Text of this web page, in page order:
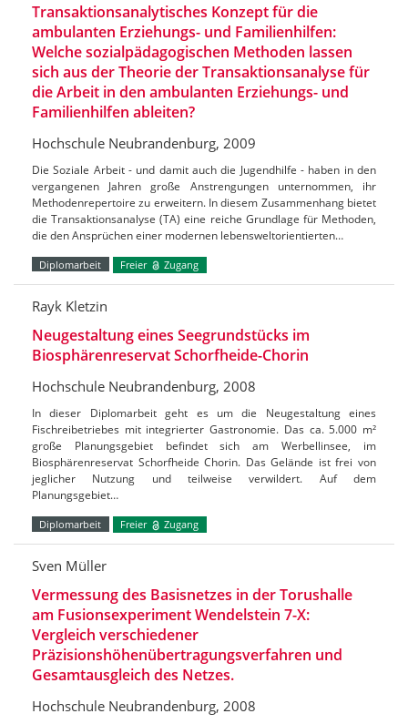
Transaktionsanalytisches Konzept für die
ambulanten Erziehungs- und Familienhilfen:
Welche sozialpädagogischen Methoden lassen
sich aus der Theorie der Transaktionsanalyse für
die Arbeit in den ambulanten Erziehungs- und
Familienhilfen ableiten?
Hochschule Neubrandenburg, 2009
Die Soziale Arbeit - und damit auch die Jugendhilfe - haben in den
vergangenen Jahren große Anstrengungen unternommen, ihr
Methodenrepertoire zu erweitern. In diesem Zusammenhang bietet
die Transaktionsanalyse (TA) eine reiche Grundlage für Methoden,
die den Ansprüchen einer modernen lebensweltorientierten…
Diplomarbeit Freier Zugang
Rayk Kletzin
Neugestaltung eines Seegrundstücks im
Biosphärenreservat Schorfheide-Chorin
Hochschule Neubrandenburg, 2008
In dieser Diplomarbeit geht es um die Neugestaltung eines
Fischreibetriebes mit integrierter Gastronomie. Das ca. 5.000 m²
große Planungsgebiet befindet sich am Werbellinsee, im
Biosphärenreservat Schorfheide Chorin. Das Gelände ist frei von
jeglicher Nutzung und teilweise verwildert. Auf dem
Planungsgebiet…
Diplomarbeit Freier Zugang
Sven Müller
Vermessung des Basisnetzes in der Torushalle
am Fusionsexperiment Wendelstein 7-X:
Vergleich verschiedener
Präzisionshöhenübertragungsverfahren und
Gesamtausgleich des Netzes.
Hochschule Neubrandenburg, 2008